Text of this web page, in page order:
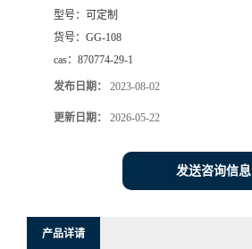
型号：
可定制
货号： GG-108
cas： 870774-29-1
发布日期： 2023-08-02
更新日期： 2026-05-22
发送咨询信息
产品详请